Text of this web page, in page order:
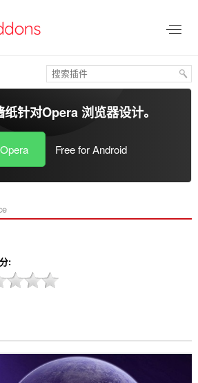
纸针对Opera 浏览器设计。
Free for Android